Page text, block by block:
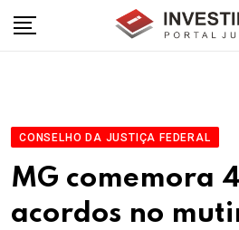
CONSELHO DA JUSTIÇA FEDERAL
MG comemora
acordos no